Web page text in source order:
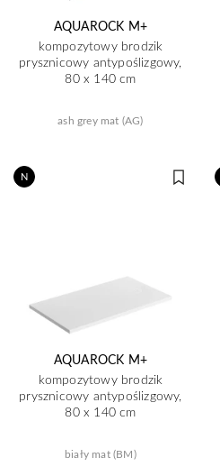
AQUAROCK M+
kompozytowy brodzik
prysznicowy antypoślizgowy,
80 x 140 cm
ash grey mat (AG)
N
AQUAROCK M+
kompozytowy brodzik
prysznicowy antypoślizgowy,
80 x 140 cm
biały mat (BM)